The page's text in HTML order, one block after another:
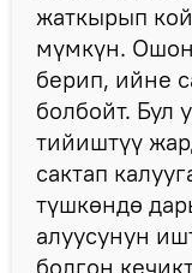
жаткырып
мүмкүн.
берип, ийне
болбойт. Бул
тийиштүү
сактап
түшкөндө
алуусунун
болгон